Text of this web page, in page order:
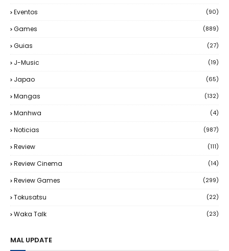
Eventos (90)
Games (889)
Guias (27)
J-Music (19)
Japao (65)
Mangas (132)
Manhwa (4)
Noticias (987)
Review (111)
Review Cinema (14)
Review Games (299)
Tokusatsu (22)
Waka Talk (23)
MAL UPDATE